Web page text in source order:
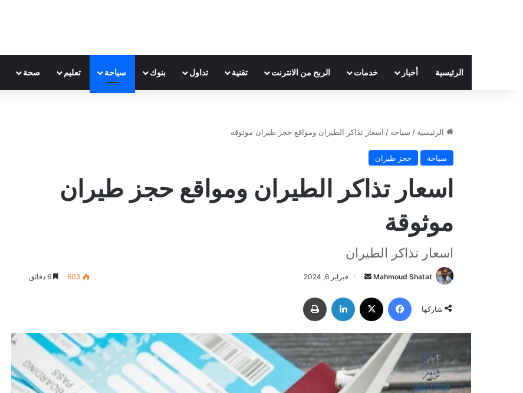
الرئيسية أخبار خدمات الربح من الانترنت تقنية تداول بنوك سياحة تعليم صحة
الرئيسية / سياحة / اسعار تذاكر الطيران ومواقع حجز طيران موثوقة
سياحة حجز طيران
اسعار تذاكر الطيران ومواقع حجز طيران
موثوقة
اسعار تذاكر الطيران
Mahmoud Shatat
س
ل
ب
د
فبراير 6, 2024 603
شاركها